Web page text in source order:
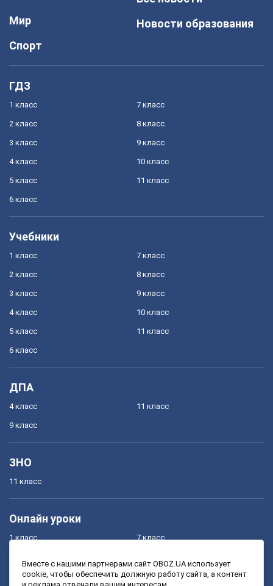
Мир
Спорт
Новости образования
ГДЗ
1 класс
2 класс
3 класс
4 класс
5 класс
6 класс
7 класс
8 класс
9 класс
10 класс
11 класс
Учебники
1 класс
2 класс
3 класс
4 класс
5 класс
6 класс
7 класс
8 класс
9 класс
10 класс
11 класс
ДПА
4 класс
9 класс
11 класс
ЗНО
11 класс
Онлайн уроки
1 класс
3 класс
7 класс
9 класс
Вместе с нашими партнерами сайт OBOZ.UA использует
cookie, чтобы обеспечить должную работу сайта, а контент